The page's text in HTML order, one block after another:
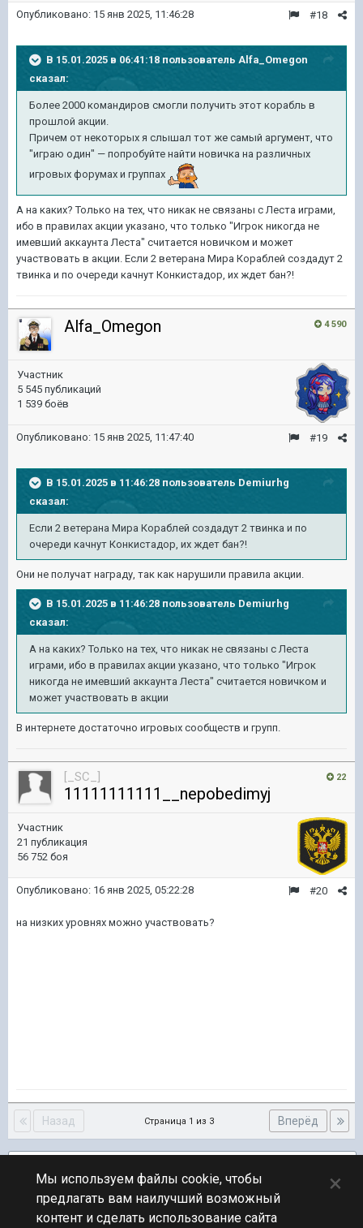
#18
Опубликовано: 15 янв 2025, 11:46:28
В 15.01.2025 в 06:41:18 пользователь Alfa_Omegon
сказал:
Более 2000 командиров смогли получить этот корабль в
прошлой акции.
Причем от некоторых я слышал тот же самый аргумент, что
"играю один" — попробуйте найти новичка на различных
игровых форумах и группах
А на каких? Только на тех, что никак не связаны с Леста играми,
ибо в правилах акции указано, что только "Игрок никогда не
имевший аккаунта Леста" считается новичком и может
участвовать в акции. Если 2 ветерана Мира Кораблей создадут 2
твинка и по очереди качнут Конкистадор, их ждет бан?!
4 590
Alfa_Omegon
Участник
5 545 публикаций
1 539 боёв
#19
Опубликовано: 15 янв 2025, 11:47:40
В 15.01.2025 в 11:46:28 пользователь Demiurhg
сказал:
Если 2 ветерана Мира Кораблей создадут 2 твинка и по
очереди качнут Конкистадор, их ждет бан?!
Они не получат награду, так как нарушили правила акции.
В 15.01.2025 в 11:46:28 пользователь Demiurhg
сказал:
А на каких? Только на тех, что никак не связаны с Леста
играми, ибо в правилах акции указано, что только "Игрок
никогда не имевший аккаунта Леста" считается новичком и
может участвовать в акции
В интернете достаточно игровых сообществ и групп.
22
[_SC_]
11111111111__nepobedimyj
Участник
21 публикация
56 752 боя
#20
Опубликовано: 16 янв 2025, 05:22:28
на низких уровнях можно участвовать?
Назад Вперёд
Страница 1 из 3
ПЕРЕЙТИ К СПИСКУ ТЕМ
Фидбек
Мы используем файлы cookie, чтобы
предлагать вам наилучший возможный
контент и сделать использование сайта
×